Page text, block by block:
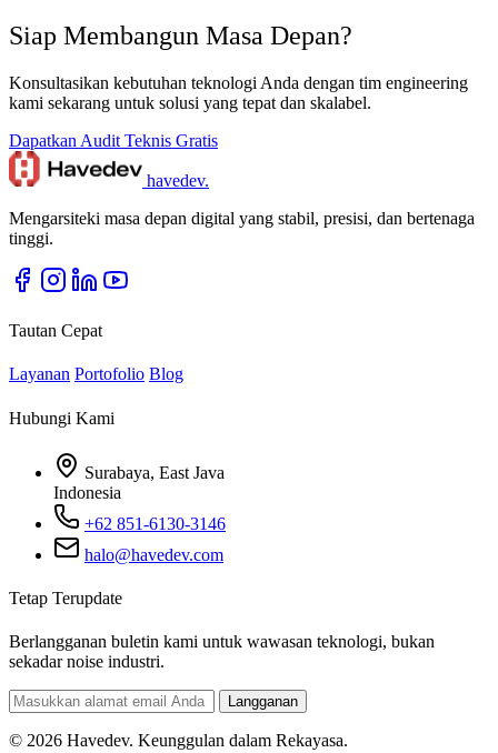
Siap Membangun Masa Depan?
Konsultasikan kebutuhan teknologi Anda dengan tim engineering
kami sekarang untuk solusi yang tepat dan skalabel.
Dapatkan Audit Teknis Gratis
havedev.
Mengarsiteki masa depan digital yang stabil, presisi, dan bertenaga
tinggi.
Tautan Cepat
Layanan Portofolio Blog
Hubungi Kami
Surabaya, East Java
Indonesia
+62 851-6130-3146
halo@havedev.com
Tetap Terupdate
Berlangganan buletin kami untuk wawasan teknologi, bukan
sekadar noise industri.
Langganan
© 2026 Havedev. Keunggulan dalam Rekayasa.